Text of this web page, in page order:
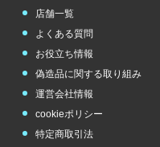
店舗一覧
よくある質問
お役立ち情報
偽造品に関する取り組み
運営会社情報
cookieポリシー
特定商取引法